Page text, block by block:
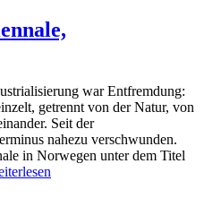
war Entfremdung:
getrennt von der Natur, von
Seit der
nahezu verschwunden.
in Norwegen unter dem Titel